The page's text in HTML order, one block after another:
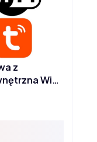
z
WiFi